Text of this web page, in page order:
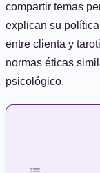
compartir temas
explican su
entre clienta y
normas éticas
psicológico.